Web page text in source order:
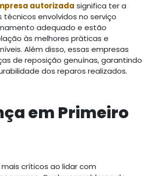
autorizada significa ter a
envolvidos no serviço
adequado e estão
às melhores práticas e
Além disso, essas empresas
de reposição genuínas, garantindo
dos reparos realizados.
em Primeiro
críticos ao lidar com